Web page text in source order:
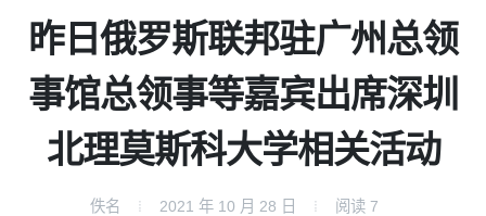
昨日俄罗斯联邦驻广州总领
事馆总领事等嘉宾出席深圳
北理莫斯科大学相关活动
佚名 2021 年 10 月 28 日 阅读 7